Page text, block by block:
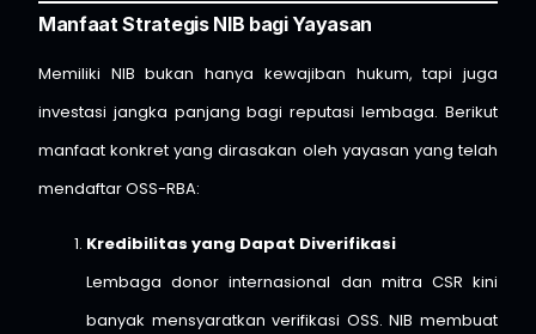
Manfaat Strategis NIB bagi Yayasan
Memiliki NIB bukan hanya kewajiban hukum, tapi juga
investasi jangka panjang bagi reputasi lembaga. Berikut
manfaat konkret yang dirasakan oleh yayasan yang telah
mendaftar OSS-RBA:
Kredibilitas yang Dapat Diverifikasi
Lembaga donor internasional dan mitra CSR kini
banyak mensyaratkan verifikasi OSS. NIB membuat